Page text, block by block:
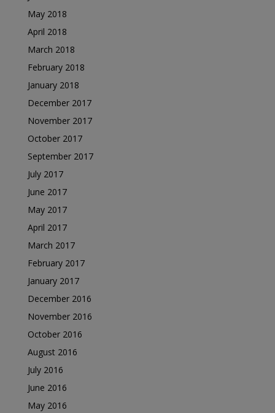
May 2018
April 2018
March 2018
February 2018
January 2018
December 2017
November 2017
October 2017
September 2017
July 2017
June 2017
May 2017
April 2017
March 2017
February 2017
January 2017
December 2016
November 2016
October 2016
August 2016
July 2016
June 2016
May 2016